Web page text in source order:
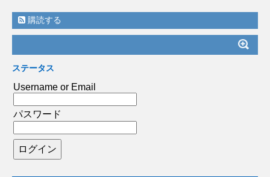
購読する
ステータス
Username or Email
パスワード